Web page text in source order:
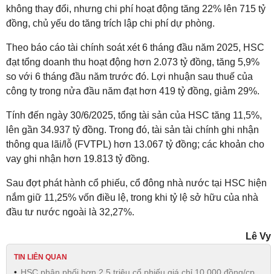
không thay đổi, nhưng chi phí hoạt động tăng 22% lên 715 tỷ
đồng, chủ yếu do tăng trích lập chi phí dự phòng.
Theo báo cáo tài chính soát xét 6 tháng đầu năm 2025, HSC
đạt tổng doanh thu hoạt động hơn 2.073 tỷ đồng, tăng 5,9%
so với 6 tháng đầu năm trước đó. Lợi nhuận sau thuế của
công ty trong nửa đầu năm đạt hơn 419 tỷ đồng, giảm 29%.
Tính đến ngày 30/6/2025, tổng tài sản của HSC tăng 11,5%,
lên gần 34.937 tỷ đồng. Trong đó, tài sản tài chính ghi nhận
thông qua lãi/lỗ (FVTPL) hơn 13.067 tỷ đồng; các khoản cho
vay ghi nhận hơn 19.813 tỷ đồng.
Sau đợt phát hành cổ phiếu, cổ đông nhà nước tại HSC hiện
nắm giữ 11,25% vốn điều lệ, trong khi tỷ lệ sở hữu của nhà
đầu tư nước ngoài là 32,27%.
Lê Vy
TIN LIÊN QUAN
HSC phân phối hơn 2,5 triệu cổ phiếu giá chỉ 10.000 đồng/cp